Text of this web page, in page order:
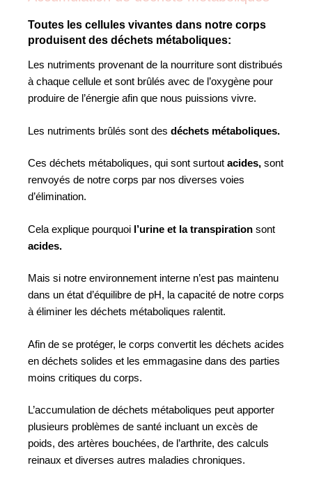
Toutes les cellules vivantes dans notre corps
produisent des déchets métaboliques:
Les nutriments provenant de la nourriture sont distribués
à chaque cellule et sont brûlés avec de l’oxygène pour
produire de l’énergie afin que nous puissions vivre.
Les nutriments brûlés sont des déchets métaboliques.
Ces déchets métaboliques, qui sont surtout acides, sont
renvoyés de notre corps par nos diverses voies
d’élimination.
Cela explique pourquoi l’urine et la transpiration sont
acides.
Mais si notre environnement interne n’est pas maintenu
dans un état d’équilibre de pH, la capacité de notre corps
à éliminer les déchets métaboliques ralentit.
Afin de se protéger, le corps convertit les déchets acides
en déchets solides et les emmagasine dans des parties
moins critiques du corps.
L’accumulation de déchets métaboliques peut apporter
plusieurs problèmes de santé incluant un excès de
poids, des artères bouchées, de l’arthrite, des calculs
reinaux et diverses autres maladies chroniques.